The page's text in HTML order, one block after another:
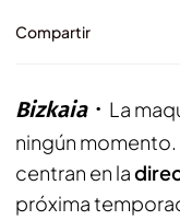
Compartir
Bizkaia La
ningún momento.
centran en la
próxima